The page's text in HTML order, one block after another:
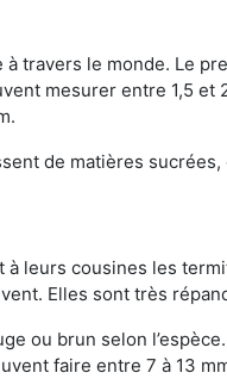
travers le monde. Le
mesurer entre 1,5
de matières sucrées,
leurs cousines les
Elles sont très
ou brun selon
faire entre 7 à 13